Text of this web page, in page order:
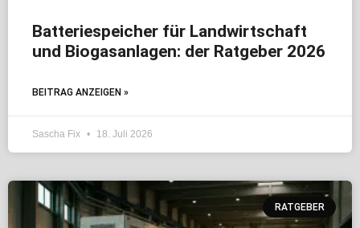
Batteriespeicher für Landwirtschaft
und Biogasanlagen: der Ratgeber 2026
BEITRAG ANZEIGEN »
Sascha Fix 18. Juli 2026
RATGEBER